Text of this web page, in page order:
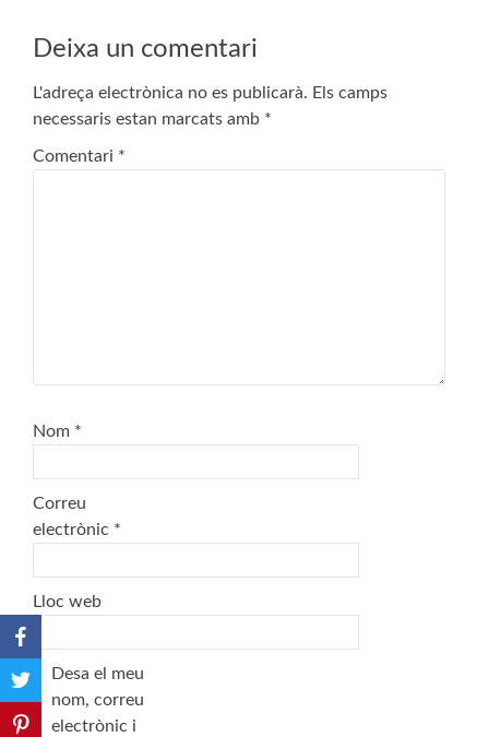
Deixa un comentari
L'adreça electrònica no es publicarà. Els camps
necessaris estan marcats amb *
Comentari *
Nom *
Correu
electrònic *
Lloc web
Desa el meu
nom, correu
electrònic i